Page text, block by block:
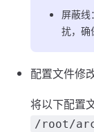
屏蔽线
扰，确
配置文件修改
将以下配置
/root/